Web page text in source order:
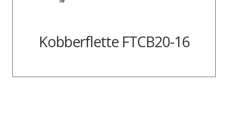
Kobberflette FTCB20-16